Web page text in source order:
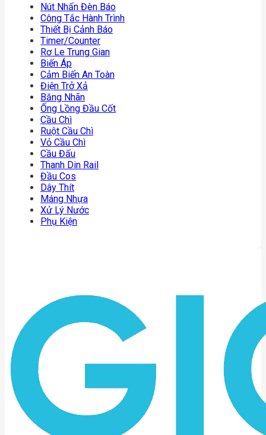
Nút Nhấn Đèn Báo
Công Tắc Hành Trình
Thiết Bị Cảnh Báo
Timer/counter
Rơ Le Trung Gian
Biến Áp
Cảm Biến An Toàn
Điện Trở Xả
Băng Nhãn
Ống Lồng Đầu Cốt
Cầu Chì
Ruột Cầu Chì
Vỏ Cầu Chì
Cầu Đấu
Thanh Din Rail
Đầu Cos
Dây Thít
Máng Nhựa
Xử Lý Nước
Phụ Kiện